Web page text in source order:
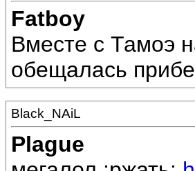
Fatboy
Вместе с Тамоэ
обещалась
Black_NAiL
Plague